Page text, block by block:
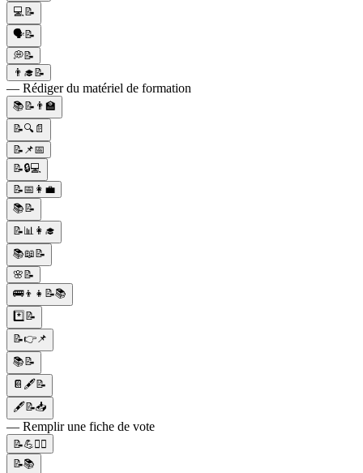
💻📝
🗣️📝
💭📝
👨‍🎓📝
— Rédiger du matériel de formation
📚📝👨‍🏫
📝🔍📄
📝📌📅
📝🔒💻
📝📅👩‍💼
📚📝
📝📊👩‍🎓
📚📖📝
🌸📝
🚌👦👧📝📚
*️⃣📝
📝👉📌
📚📝
📔🖋️📝
🖋📝📥
— Remplir une fiche de vote
📝💪🏋️‍♀️
📝📚